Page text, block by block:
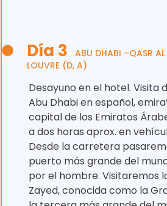
Día 3
ABU DHABI –QASR
LOUVRE (D, A)
Desayuno en el hotel. Visita
Abu Dhabi en español,
capital de los Emiratos
a dos horas aprox. en
Desde la carretera
puerto más grande del
por el hombre. Visitaremos
Zayed, conocida como la